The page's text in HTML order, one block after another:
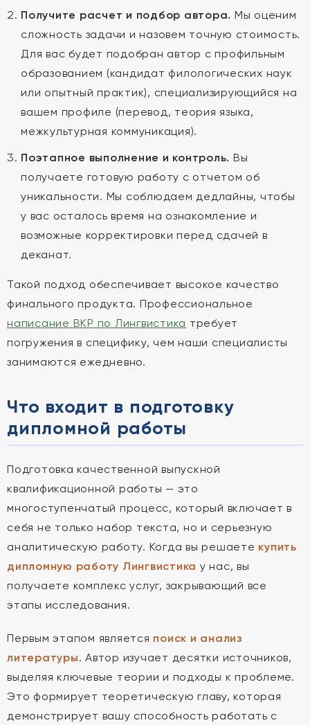
Получите расчет и подбор автора. Мы оценим
сложность задачи и назовем точную стоимость.
Для вас будет подобран автор с профильным
образованием (кандидат филологических наук
или опытный практик), специализирующийся на
вашем профиле (перевод, теория языка,
межкультурная коммуникация).
Поэтапное выполнение и контроль. Вы
получаете готовую работу с отчетом об
уникальности. Мы соблюдаем дедлайны, чтобы
у вас осталось время на ознакомление и
возможные корректировки перед сдачей в
деканат.
Такой подход обеспечивает высокое качество
финального продукта. Профессиональное
написание ВКР по Лингвистика требует
погружения в специфику, чем наши специалисты
занимаются ежедневно.
Что входит в подготовку
дипломной работы
Подготовка качественной выпускной
квалификационной работы — это
многоступенчатый процесс, который включает в
себя не только набор текста, но и серьезную
аналитическую работу. Когда вы решаете купить
дипломную работу Лингвистика у нас, вы
получаете комплекс услуг, закрывающий все
этапы исследования.
Первым этапом является поиск и анализ
литературы. Автор изучает десятки источников,
выделяя ключевые теории и подходы к проблеме.
Это формирует теоретическую главу, которая
демонстрирует вашу способность работать с